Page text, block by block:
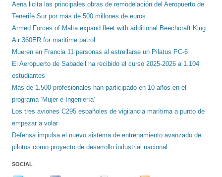
Aena licita las principales obras de remodelación del Aeropuerto de
Tenerife Sur por más de 500 millones de euros
Armed Forces of Malta expand fleet with additional Beechcraft King
Air 360ER for maritime patrol
Mueren en Francia 11 personas al estrellarse un Pilatus PC-6
El Aeropuerto de Sabadell ha recibido el curso 2025-2026 a 1.104
estudiantes
Más de 1.500 profesionales han participado en 10 años en el
programa ‘Mujer e Ingeniería’
Los tres aviones C295 españoles de vigilancia marítima a punto de
empezar a volar
Defensa impulsa el nuevo sistema de entrenamiento avanzado de
pilotos como proyecto de desarrollo industrial nacional
SOCIAL